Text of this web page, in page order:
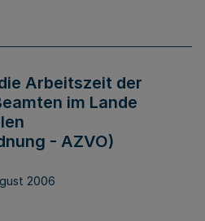
Arbeitszeit der
im Lande
- AZVO)
2006